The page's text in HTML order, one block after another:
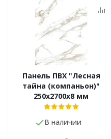
Панель ПВХ "Лесная
тайна (компаньон)"
250х2700х8 мм
В наличии